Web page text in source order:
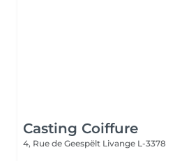
Casting Coiffure
4, Rue de Geespëlt Livange L-3378